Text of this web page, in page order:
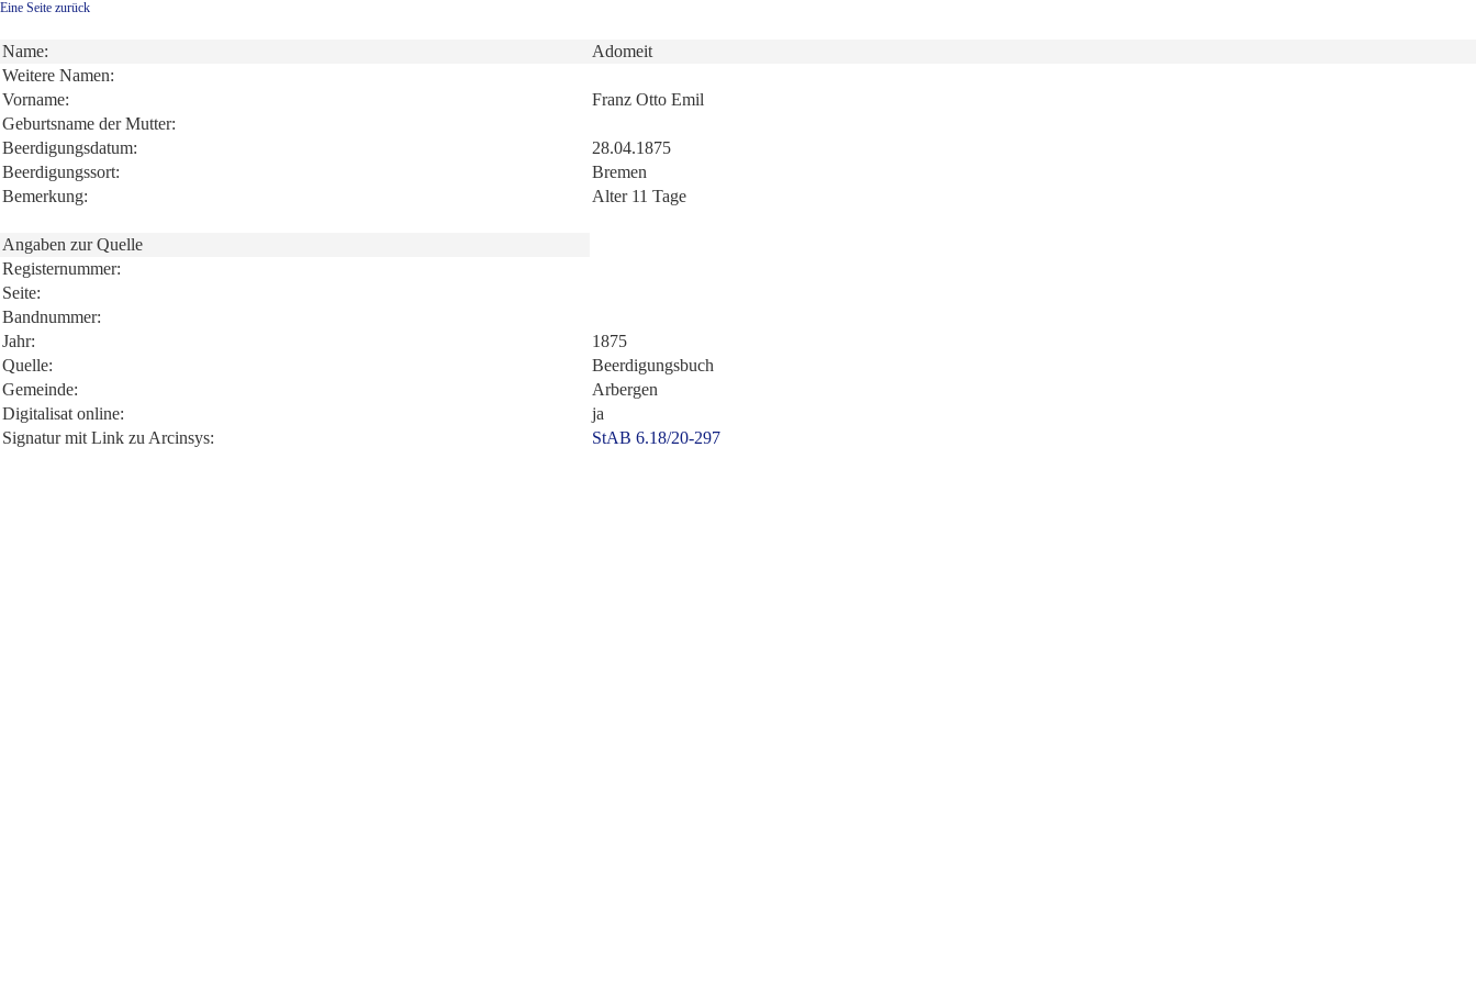
Eine Seite zurück
Name:
Adomeit
Weitere Namen:
Vorname:
Franz Otto Emil
Geburtsname der Mutter:
Beerdigungsdatum:
28.04.1875
Beerdigungssort:
Bremen
Bemerkung:
Alter 11 Tage
Angaben zur Quelle
Registernummer:
Seite:
Bandnummer:
Jahr:
1875
Quelle:
Beerdigungsbuch
Gemeinde:
Arbergen
Digitalisat online:
ja
Signatur mit Link zu Arcinsys:
StAB 6.18/20-297